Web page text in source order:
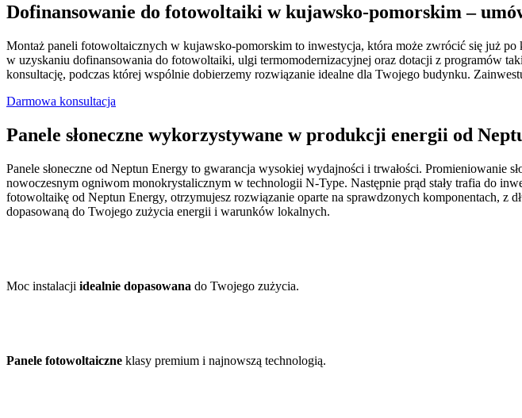
Dofinansowanie do fotowoltaiki w kujawsko-pomorskim –
Montaż paneli fotowoltaicznych w kujawsko-pomorskim to inwestycja, która może zwrócić się już
w uzyskaniu dofinansowania do fotowoltaiki, ulgi termomodernizacyjnej oraz dotacji z programów
konsultację, podczas której wspólnie dobierzemy rozwiązanie idealne dla Twojego budynku.
Darmowa konsultacja
Panele słoneczne wykorzystywane w produkcji energii od
Panele słoneczne od Neptun Energy to gwarancja wysokiej wydajności i trwałości. Promieniowanie
nowoczesnym ogniwom monokrystalicznym w technologii N-Type. Następnie prąd stały trafia do
fotowoltaikę od Neptun Energy, otrzymujesz rozwiązanie oparte na sprawdzonych komponentach, z
dopasowaną do Twojego zużycia energii i warunków lokalnych.
Moc instalacji idealnie dopasowana do Twojego zużycia.
Panele fotowoltaiczne klasy premium i najnowszą technologią.